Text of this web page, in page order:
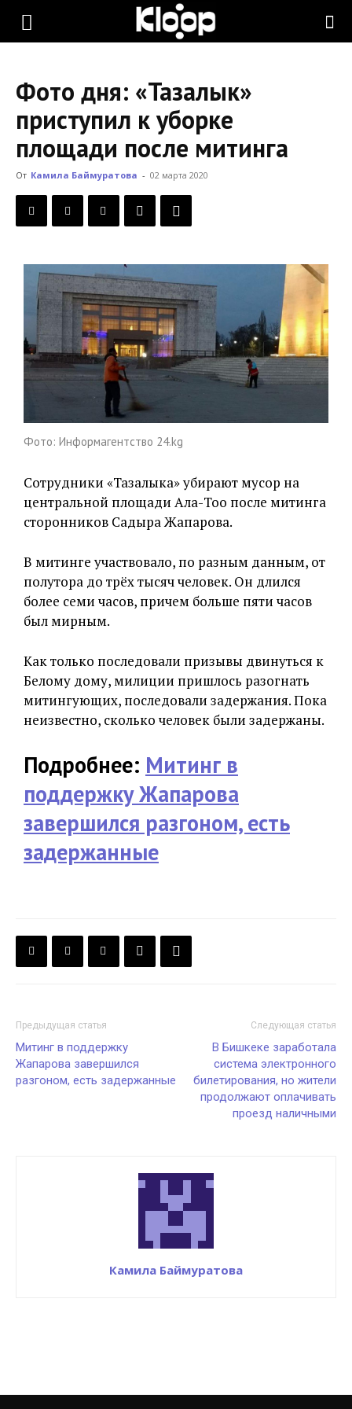
KLOOP.KG
Новости
Кыргызстана
Фото дня: «Тазалык»
приступил к уборке
площади после митинга
От Камила Баймуратова - 02 марта 2020
Фото: Информагентство 24.kg
Сотрудники «Тазалыка» убирают мусор на
центральной площади Ала-Тоо после митинга
сторонников Садыра Жапарова.
В митинге участвовало, по разным данным, от
полутора до трёх тысяч человек. Он длился
более семи часов, причем больше пяти часов
был мирным.
Как только последовали призывы двинуться к
Белому дому, милиции пришлось разогнать
митингующих, последовали задержания. Пока
неизвестно, сколько человек были задержаны.
Подробнее: Митинг в
поддержку Жапарова
завершился разгоном, есть
задержанные
Предыдущая статья
Митинг в поддержку
Жапарова завершился
разгоном, есть задержанные
Следующая статья
В Бишкеке заработала
система электронного
билетирования, но жители
продолжают оплачивать
проезд наличными
Камила Баймуратова